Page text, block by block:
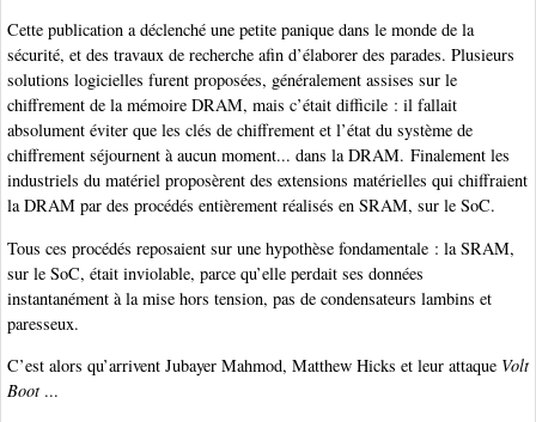
Cette publication a déclenché une petite panique dans le monde de la
sécurité, et des travaux de recherche afin d’élaborer des parades. Plusieurs
solutions logicielles furent proposées, généralement assises sur le
chiffrement de la mémoire DRAM, mais c’était difficile : il fallait
absolument éviter que les clés de chiffrement et l’état du système de
chiffrement séjournent à aucun moment... dans la DRAM. Finalement les
industriels du matériel proposèrent des extensions matérielles qui chiffraient
la DRAM par des procédés entièrement réalisés en SRAM, sur le SoC.
Tous ces procédés reposaient sur une hypothèse fondamentale : la SRAM,
sur le SoC, était inviolable, parce qu’elle perdait ses données
instantanément à la mise hors tension, pas de condensateurs lambins et
paresseux.
C’est alors qu’arrivent Jubayer Mahmod, Matthew Hicks et leur attaque Volt
Boot...